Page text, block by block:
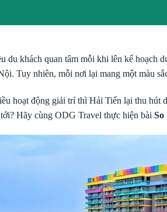
du khách quan tâm mỗi khi lên kế hoạch
Tuy nhiên, mỗi nơi lại mang một màu
hoạt động giải trí thì Hải Tiến lại thu
Hãy cùng ODG Travel thực hiện bài So